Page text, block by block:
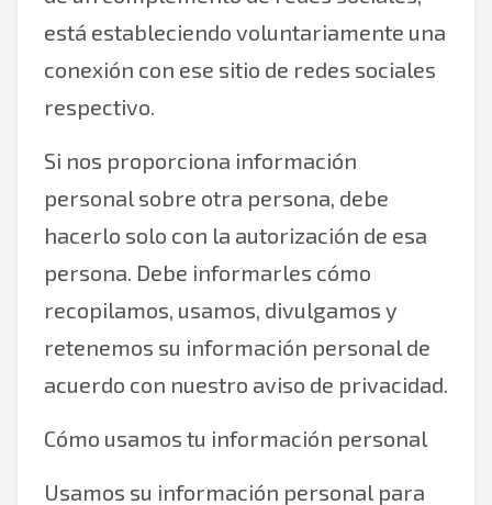
está estableciendo voluntariamente una
conexión con ese sitio de redes sociales
respectivo.
Si nos proporciona información
personal sobre otra persona, debe
hacerlo solo con la autorización de esa
persona. Debe informarles cómo
recopilamos, usamos, divulgamos y
retenemos su información personal de
acuerdo con nuestro aviso de privacidad.
Cómo usamos tu información personal
Usamos su información personal para